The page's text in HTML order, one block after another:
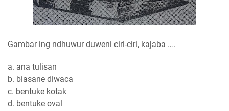
Gambar ing ndhuwur duweni ciri-ciri, kajaba ….
a. ana tulisan
b. biasane diwaca
c. bentuke kotak
d. bentuke oval